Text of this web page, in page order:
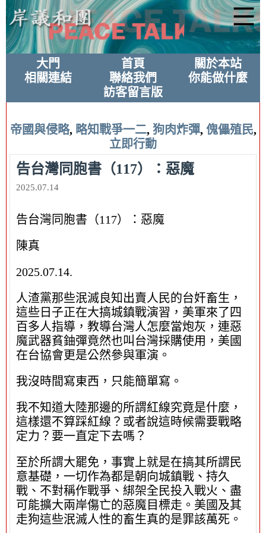
大門 首頁
關於本站
相關連結
聯絡我們
你能做什麼
訪客留言版
帝國與侵略, 略知戰爭一二, 狗肉炸彈, 傀儡殖民,
立即行動
告台灣同胞書（117）：惡魔
2025.07.14
告台灣同胞書（117）：惡魔
陳真
2025.07.14.
人渣黨那些泯滅良知出賣人民的台奸畜生，
這些日子正在大搞城鎮戰演習，美軍來了四
百多人指導，教導台灣人怎麼當炮灰，連惡
魔武器貧鈾彈竟然也叫台灣採購使用，美國
在台協會更是公然參與軍演。
我沒時間寫東西，只能簡單寫。
我不知道大陸那邊的所謂紅線究竟是什麼，
這樣還不算踩紅線？或者說這時候需要戰略
定力？要一直定下去嗎？
至於所謂大罷免，事實上就是在搞其所謂民
意基礎，一切作為都是朝向城鎮戰、持久
戰、不對稱作戰爭、綁架全民投入戰火、盡
可能擴大兩岸傷亡的惡魔目標走。美國及其
走狗這些泯滅人性的畜生真的是罪該萬死。